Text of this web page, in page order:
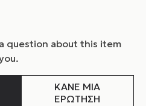
question about this item
ΚΑΝΕ ΜΙΑ
ΕΡΩΤΗΣΗ